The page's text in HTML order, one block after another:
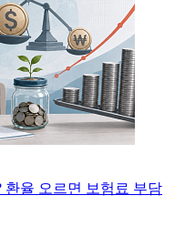
환율 오르면 보험료 부담